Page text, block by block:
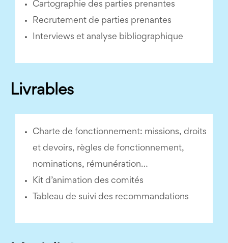
Cartographie des parties prenantes
Recrutement de parties prenantes
Interviews et analyse bibliographique
Livrables
Charte de fonctionnement: missions, droits
et devoirs, règles de fonctionnement,
nominations, rémunération…
Kit d’animation des comités
Tableau de suivi des recommandations